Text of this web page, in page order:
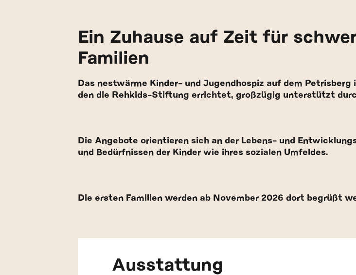
Ein Zuhause auf Zeit für
Familien
Das nestwärme Kinder- und Jugendhospiz auf dem
den die Rehkids-Stiftung errichtet, großzügig unterstützt
Die Angebote orientieren sich an der Lebens- und
und Bedürfnissen der Kinder wie ihres sozialen Umfeldes.
Die ersten Familien werden ab November 2026 dort begrüßt
Ausstattung